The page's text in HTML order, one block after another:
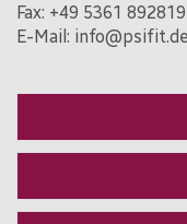
Fax: +49 5361
E-Mail: info@psifit.de